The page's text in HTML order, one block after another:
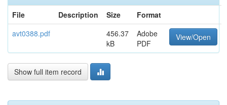
File
Description Size
Format
avt0388.pdf
456.37
kB
Adobe
PDF
View/Open
Show full item record